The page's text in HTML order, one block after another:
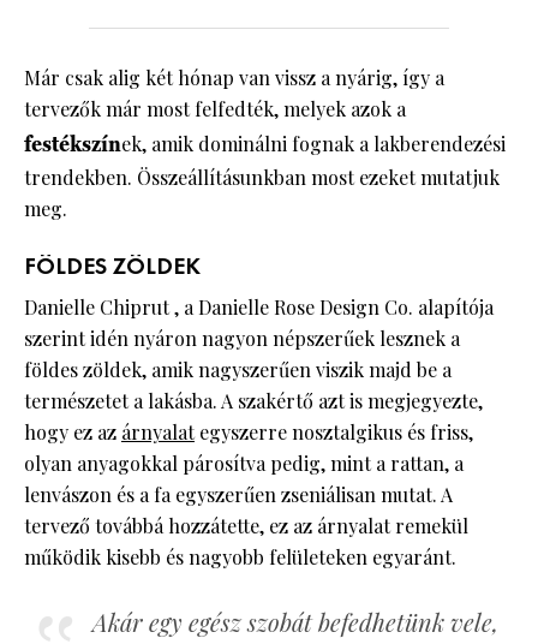
Már csak alig két hónap van vissz a nyárig, így a
tervezők már most felfedték, melyek azok a
festékszínek, amik dominálni fognak a lakberendezési
trendekben. Összeállításunkban most ezeket mutatjuk
meg.
FÖLDES ZÖLDEK
Danielle Chiprut , a Danielle Rose Design Co. alapítója
szerint idén nyáron nagyon népszerűek lesznek a
földes zöldek, amik nagyszerűen viszik majd be a
természetet a lakásba. A szakértő azt is megjegyezte,
hogy ez az árnyalategyszerre nosztalgikus és friss,
olyan anyagokkal párosítva pedig, mint a rattan, a
lenvászon és a fa egyszerűen zseniálisan mutat. A
tervező továbbá hozzátette, ez az árnyalat remekül
működik kisebb és nagyobb felületeken egyaránt.
Akár egy egész szobát befedhetünk vele,